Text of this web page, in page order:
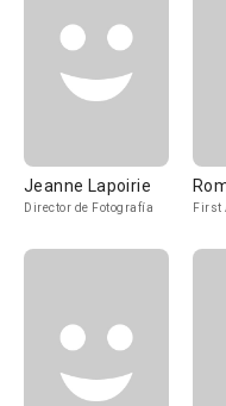
Jeanne Lapoirie
Director de Fotografía First